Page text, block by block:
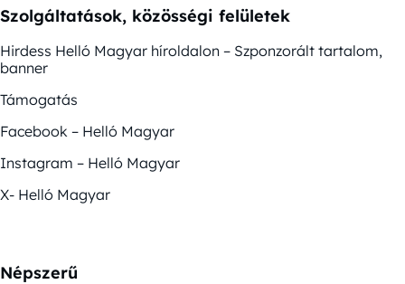
Szolgáltatások, közösségi felületek
Hirdess Helló Magyar híroldalon – Szponzorált tartalom,
banner
Támogatás
Facebook – Helló Magyar
Instagram – Helló Magyar
X- Helló Magyar
Népszerű